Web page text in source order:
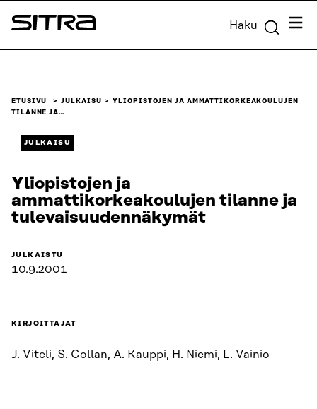
Siirry
suoraan
Sitra Haku
ETUSIVU JULKAISU
YLIOPISTOJEN JA AMMATTIKORKEAKOULUJEN
TILANNE JA…
JULKAISU
Yliopistojen ja
ammattikorkeakoulujen tilanne ja
tulevaisuudennäkymät
JULKAISTU
10.9.2001
KIRJOITTAJAT
J. Viteli, S. Collan, A. Kauppi, H. Niemi, L. Vainio